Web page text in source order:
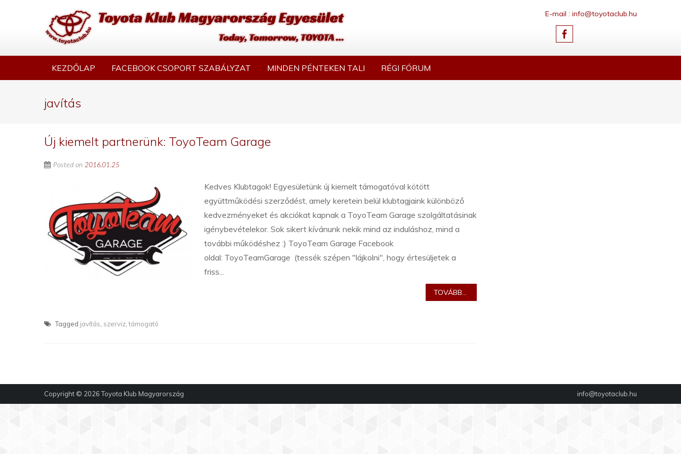
E-mail : info@toyotaclub.hu
KEZDŐLAP FACEBOOK CSOPORT SZABÁLYZAT MINDEN PÉNTEKEN TALI RÉGI FÓRUM
javítás
Új kiemelt partnerünk: ToyoTeam Garage
Posted on 2016.01.25
Kedves Klubtagok! Egyesületünk új kiemelt támogatóval kötött
együttműködési szerződést, amely keretein belül klubtagjaink különböző
kedvezményeket és akciókat kapnak a ToyoTeam Garage szolgáltatásinak
igénybevételekor. Sok sikert kívánunk nekik mind az induláshoz, mind a
további működéshez :) ToyoTeam Garage Facebook
oldal: ToyoTeamGarage (tessék szépen "lájkolni", hogy értesüljetek a
friss...
TOVÁBB...
Tagged javítás szerviz ,támogató
info@toyotaclub.hu
Copyright © 2026Toyota Klub Magyarország